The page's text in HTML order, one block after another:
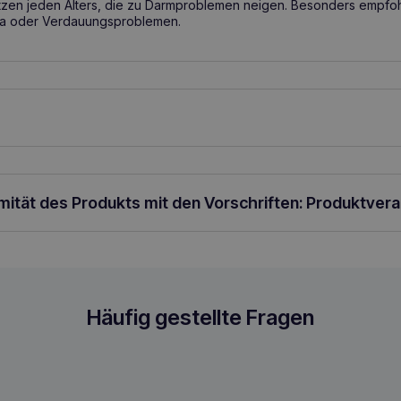
jeden Alters, die zu Darmproblemen neigen. Besonders
oder Verdauungsproblemen.
in Packungen mit 30 oder 60 Beuteln à 4 g verkauft. ½ Beutel
des Produkts mit den Vorschriften:
Häufig gestellte Fragen